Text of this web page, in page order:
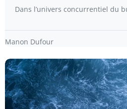
Dans l’univers concurrentiel du
Manon Dufour